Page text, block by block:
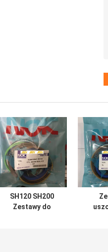
SH120 SH200
Zestawy do